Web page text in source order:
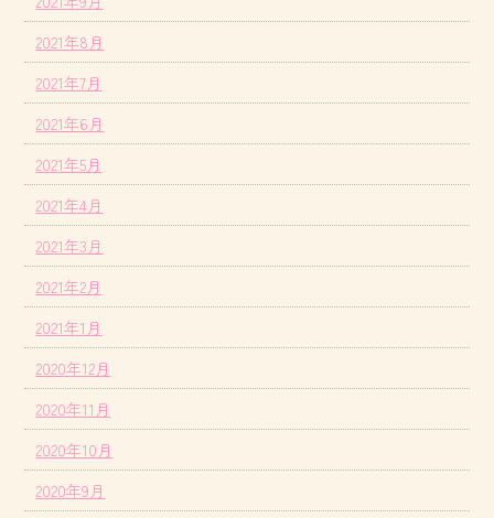
2021年8月
2021年7月
2021年6月
2021年5月
2021年4月
2021年3月
2021年2月
2021年1月
2020年12月
2020年11月
2020年10月
2020年9月